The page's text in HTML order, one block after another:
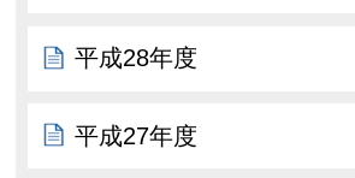
平成28年度
平成27年度